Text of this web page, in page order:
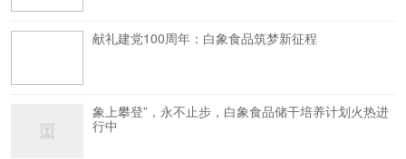
献礼建党100周年：白象食品筑梦新征程
象上攀登”，永不止步，白象食品储干培养计划火热进
行中